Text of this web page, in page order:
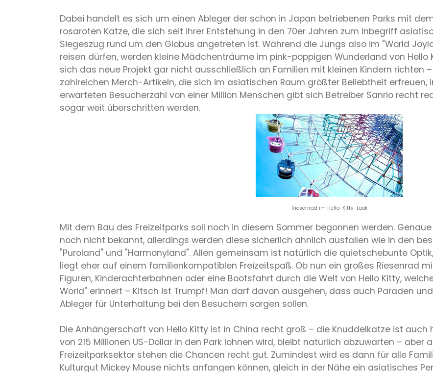
Dabei handelt es sich um einen Ableger der schon in Japan betriebenen Parks mit
rosaroten Katze, die sich seit ihrer Entstehung in den 70er Jahren zum Inbegriff
Siegeszug rund um den Globus angetreten ist. Während die Jungs also im "World
reisen dürfen, werden kleine Mädchenträume im pink-poppigen Wunderland von Hello
sich das neue Projekt gar nicht ausschließlich an Familien mit kleinen Kindern richten
zahlreichen Merch-Artikeln, die sich im asiatischen Raum größter Beliebtheit erfreuen,
erwarteten Besucherzahl von einer Million Menschen gibt sich Betreiber Sanrio recht
sogar weit überschritten werden.
Riesenrad im Hello-Kitty-Look
Mit dem Bau des Freizeitparks soll noch in diesem Sommer begonnen werden.
noch nicht bekannt, allerdings werden diese sicherlich ähnlich ausfallen wie in den
"Puroland" und "Harmonyland". Allen gemeinsam ist natürlich die quietschebunte
liegt eher auf einem familienkompatiblen Freizeitspaß. Ob nun ein großes Riesenrad
Figuren, Kinderachterbahnen oder eine Bootsfahrt durch die Welt von Hello Kitty,
World" erinnert – Kitsch ist Trumpf! Man darf davon ausgehen, dass auch Paraden
Ableger für Unterhaltung bei den Besuchern sorgen sollen.
Die Anhängerschaft von Hello Kitty ist in China recht groß – die Knuddelkatze ist auch
von 215 Millionen US-Dollar in den Park lohnen wird, bleibt natürlich abzuwarten –
Freizeitparksektor stehen die Chancen recht gut. Zumindest wird es dann für alle
Kulturgut Mickey Mouse nichts anfangen können, gleich in der Nähe ein asiatisches